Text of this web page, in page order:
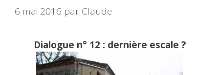
6 mai 2016 par Claude
Dialogue n° 12 : dernière escale ?